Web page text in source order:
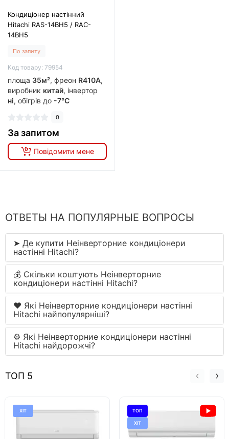
Кондиціонер настінний
Hitachi RAS-14BH5 / RAC-
14BH5
По запиту
Код товару: 79954
площа 35м², фреон R410A,
виробник китай, інвертор
ні, обігрів до -7°C
0
За запитом
Повідомити мене
ОТВЕТЫ НА ПОПУЛЯРНЫЕ ВОПРОСЫ
➤ Де купити Неінверторние кондиціонери
настінні Hitachi?
💰 Скільки коштують Неінверторние
кондиціонери настінні Hitachi?
❤️ Які Неінверторние кондиціонери настінні
Hitachi найпопулярніші?
⚙ Які Неінверторние кондиціонери настінні
Hitachi найдорожчі?
ТОП 5
ХІТ ТОП
ХІТ